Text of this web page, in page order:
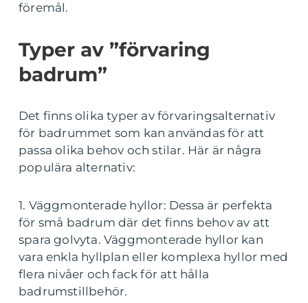
föremål.
Typer av ”förvaring
badrum”
Det finns olika typer av förvaringsalternativ
för badrummet som kan användas för att
passa olika behov och stilar. Här är några
populära alternativ:
1. Väggmonterade hyllor: Dessa är perfekta
för små badrum där det finns behov av att
spara golvyta. Väggmonterade hyllor kan
vara enkla hyllplan eller komplexa hyllor med
flera nivåer och fack för att hålla
badrumstillbehör.